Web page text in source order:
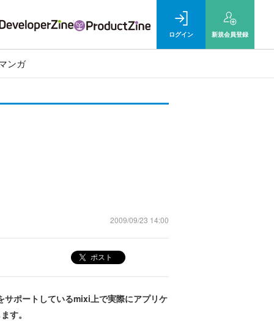
ログイン 新規会員登録
ンガ
2009/09/23 14:00
ポスト
ポートしているmixi上で実際にアプリケ
す。